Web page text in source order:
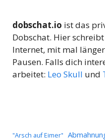
dobschat.io ist das
Dobschat. Hier
Internet, mit mal
Pausen. Falls dich
arbeitet: Leo Skull und
"Arsch auf Eimer"